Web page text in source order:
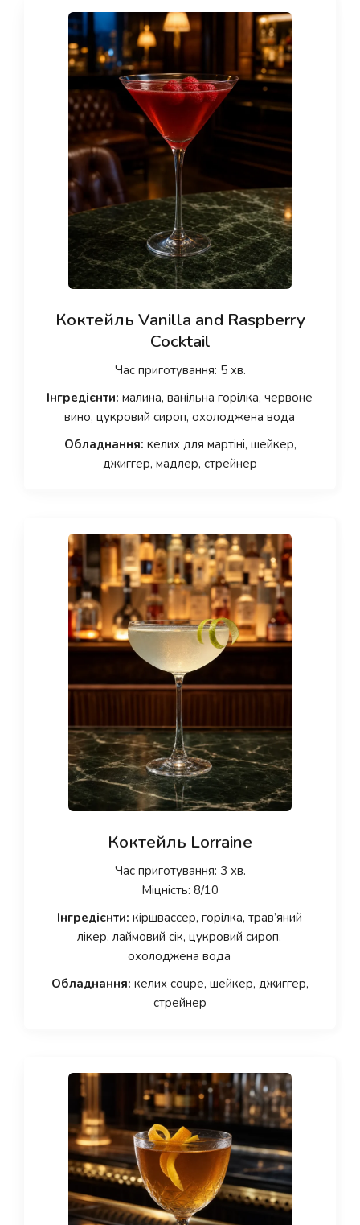
Коктейль Vanilla and Raspberry
Cocktail
Час приготування: 5 хв.
Інгредієнти: малина, ванільна горілка, червоне
вино, цукровий сироп, охолоджена вода
Обладнання: келих для мартіні, шейкер,
джиггер, мадлер, стрейнер
Коктейль Lorraine
Час приготування: 3 хв.
Міцність: 8/10
Інгредієнти: кіршвассер, горілка, трав’яний
лікер, лаймовий сік, цукровий сироп,
охолоджена вода
Обладнання: келих coupe, шейкер, джиггер,
стрейнер